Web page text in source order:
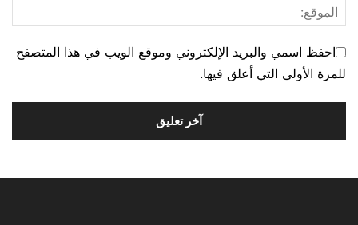
احفظ اسمي والبريد الإلكتروني وموقع الويب في هذا المتصفح
للمرة الأولى التي أعلق فيها.